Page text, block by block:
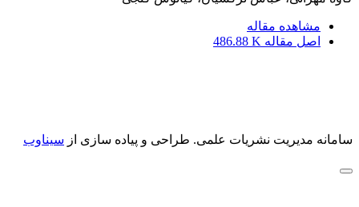
مشاهده مقاله
اصل مقاله 486.88 K
سامانه مدیریت نشریات علمی. طراحی و پیاده سازی از سیناوب